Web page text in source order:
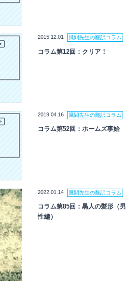
2015.12.01 風間先生の翻訳コラム
コラム第12回：クリア！
2019.04.16 風間先生の翻訳コラム
コラム第52回：ホームズ事始
2022.01.14 風間先生の翻訳コラム
コラム第85回：黒人の髪形（男
性編）